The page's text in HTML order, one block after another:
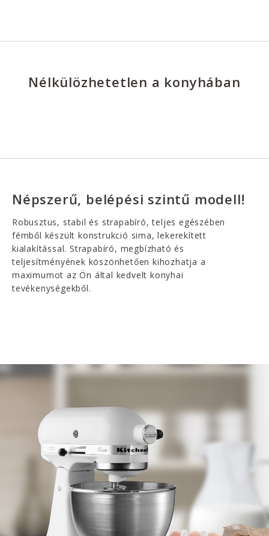
Nélkülözhetetlen a konyhában
Népszerű, belépési szintű modell!
Robusztus, stabil és strapabíró, teljes egészében
fémből készült konstrukció sima, lekerekített
kialakítással. Strapabíró, megbízható és
teljesítményének köszönhetően kihozhatja a
maximumot az Ön által kedvelt konyhai
tevékenységekből.